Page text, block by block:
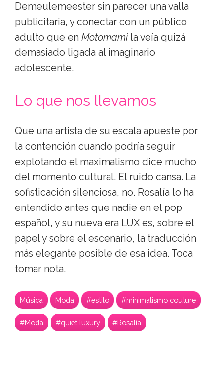
Demeulemeester sin parecer una valla
publicitaria, y conectar con un público
adulto que en Motomamila veía quizá
demasiado ligada al imaginario
adolescente.
Lo que nos llevamos
Que una artista de su escala apueste por
la contención cuando podría seguir
explotando el maximalismo dice mucho
del momento cultural. El ruido cansa. La
sofisticación silenciosa, no. Rosalía lo ha
entendido antes que nadie en el pop
español, y su nueva era LUX es, sobre el
papel y sobre el escenario, la traducción
más elegante posible de esa idea. Toca
tomar nota.
Música Moda #estilo #minimalismo couture
#Moda #quiet luxury #Rosalía